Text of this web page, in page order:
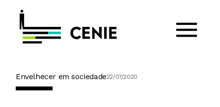
Envelhecer em sociedade22/07/2020